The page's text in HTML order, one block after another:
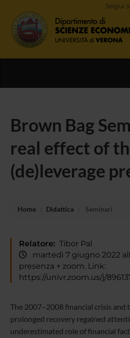
Segui
Brown Bag
real effect of
(de)leverage
Home Didattica Seminari
Relatore: Tibor Pal
martedì 7 giugno 2022
presenza + zoom. Link:
https://univr.zoom.us/j/
The 2007–2008 financial crisis and
prolonged recovery regained
underestimated role of financial